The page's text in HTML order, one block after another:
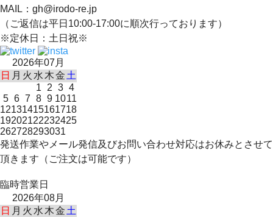
MAIL：gh@irodo-re.jp
（ご返信は平日10:00-17:00に順次行っております）
※定休日：土日祝※
2026年07月
日 月 火 水 木金 土
1
2 3 4
5 6 7 8 9 1011
12131415161718
19202122232425
262728293031
発送作業やメール発信及びお問い合わせ対応はお休みとさせて
頂きます（ご注文は可能です）
臨時営業日
2026年08月
日 月 火 水 木金 土